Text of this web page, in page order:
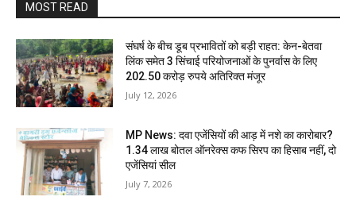
MOST READ
संघर्ष के बीच डूब प्रभावितों को बड़ी राहत: केन-बेतवा
लिंक समेत 3 सिंचाई परियोजनाओं के पुनर्वास के लिए
202.50 करोड़ रुपये अतिरिक्त मंजूर
July 12, 2026
MP News: दवा एजेंसियों की आड़ में नशे का कारोबार?
1.34 लाख बोतल ऑनरेक्स कफ सिरप का हिसाब नहीं, दो
एजेंसियां सील
July 7, 2026